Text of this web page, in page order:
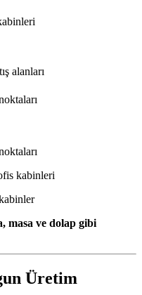
alanları
kabinleri
masa ve dolap gibi
Üretim